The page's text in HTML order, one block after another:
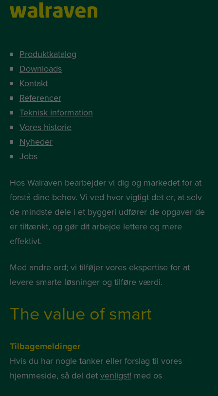
Produktkatalog
Downloads
Kontakt
Referencer
Teknisk information
Vores historie
Nyheder
Jobs
Hos Walraven bearbejder vi dig og markedet for at
forstå dine behov. Vi ved hvor vigtigt det er, at selv
de mindste dele i et byggeri udfører de opgaver de
er tiltænkt, og gør dit arbejde lettere og mere
effektivt.
Med andre ord; vi tilføjer vores ekspertise for at
levere smarte løsninger og tilføre værdi.
The value of smart
Tilbagemeldinger
Hvis du har nogle tanker eller forslag til vores
hjemmeside, så del det venligst! med os